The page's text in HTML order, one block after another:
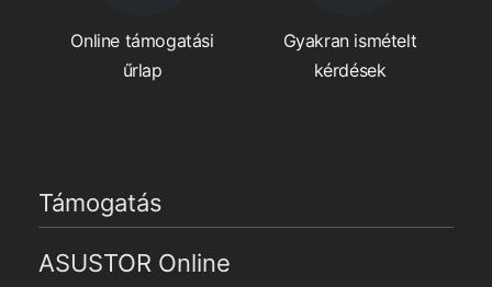
Online támogatási
űrlap
Gyakran ismételt
kérdések
Támogatás
ASUSTOR Online